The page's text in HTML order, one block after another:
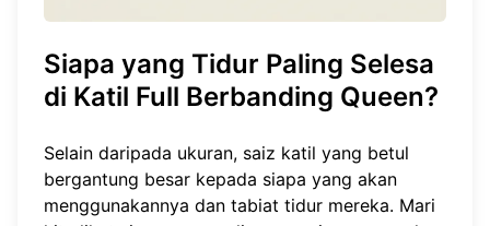
Siapa yang Tidur Paling Selesa
di Katil Full Berbanding Queen?
Selain daripada ukuran, saiz katil yang betul
bergantung besar kepada siapa yang akan
menggunakannya dan tabiat tidur mereka. Mari